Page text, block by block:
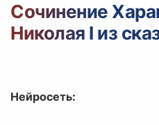
Вход с Telegram
Сочинение
Николая I из
Нейросеть: